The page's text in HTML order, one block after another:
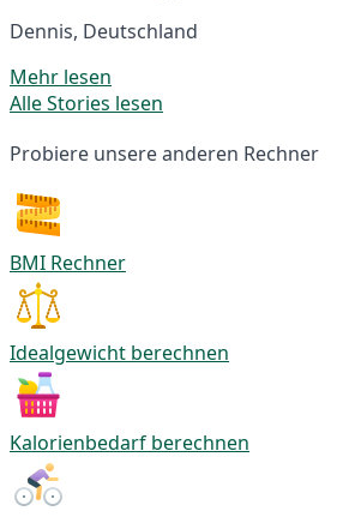
Dennis, Deutschland
Mehr lesen
Alle Stories lesen
Probiere unsere anderen Rechner
BMI Rechner
Idealgewicht berechnen
Kalorienbedarf berechnen